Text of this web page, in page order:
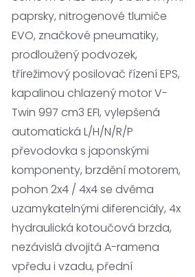
paprsky, nitrogenové tlumiče
EVO, značkové pneumatiky,
prodloužený podvozek,
třírežimový posilovač řízení EPS,
kapalinou chlazený motor V-
Twin 997 cm3 EFI, vylepšená
automatická L/H/N/R/P
převodovka s japonskými
komponenty, brzdění motorem,
pohon 2x4 / 4x4 se dvěma
uzamykatelnými diferenciály, 4x
hydraulická kotoučová brzda,
nezávislá dvojitá A-ramena
vpředu i vzadu, přední